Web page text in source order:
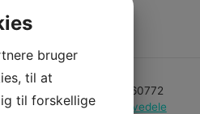
Bestillingsvare
0460772
Kategorier:PWC, Reservedele
bruger
til at
til forskellige